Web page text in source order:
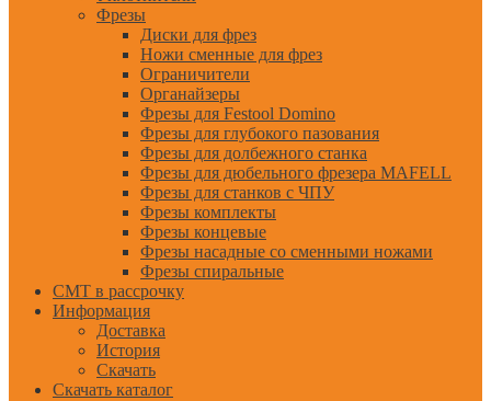
Фрезы
Диски для фрез
Ножи сменные для фрез
Ограничители
Органайзеры
Фрезы для Festool Domino
Фрезы для глубокого пазования
Фрезы для долбежного станка
Фрезы для дюбельного фрезера MAFELL
Фрезы для станков с ЧПУ
Фрезы комплекты
Фрезы концевые
Фрезы насадные со сменными ножами
Фрезы спиральные
CMT в рассрочку
Информация
Доставка
История
Скачать
Скачать каталог